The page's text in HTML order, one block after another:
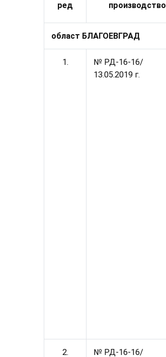
ред
производство
област БЛАГОЕВГРАД
1. № РД-16-16/
13.05.2019 г.
2. № РД-16-16/